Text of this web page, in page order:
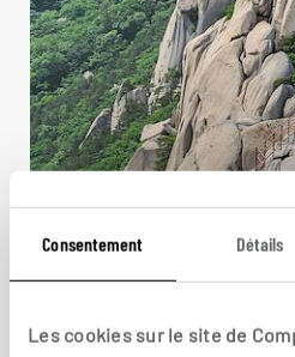
Consentement Détails
Les cookies sur le site de
Matin calme et